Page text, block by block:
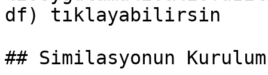
df) tıklayabilirsin
## Similasyonun